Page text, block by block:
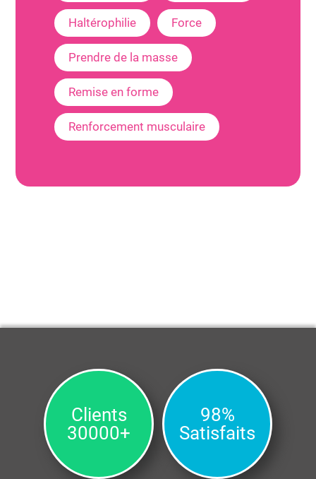
Haltérophilie Force
Prendre de la masse
Remise en forme
Renforcement musculaire
Clients
30000+
98%
Satisfaits